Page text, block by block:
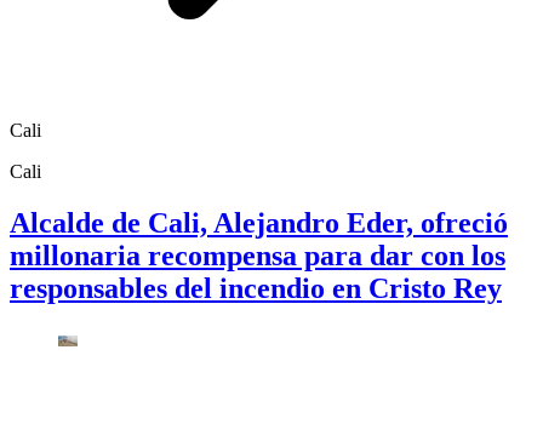
Cali
Cali
Alcalde de Cali, Alejandro Eder, ofreció
millonaria recompensa para dar con los
responsables del incendio en Cristo Rey